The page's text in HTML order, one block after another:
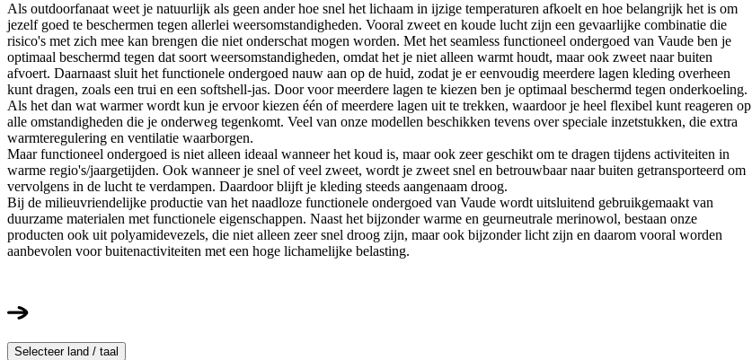
Als outdoorfanaat weet je natuurlijk als geen ander hoe snel het lichaam in ijzige temperaturen afkoelt en hoe belangrijk het is om
jezelf goed te beschermen tegen allerlei weersomstandigheden. Vooral zweet en koude lucht zijn een gevaarlijke combinatie die
risico's met zich mee kan brengen die niet onderschat mogen worden. Met het seamless functioneel ondergoed van Vaude ben je
optimaal beschermd tegen dat soort weersomstandigheden, omdat het je niet alleen warmt houdt, maar ook zweet naar buiten
afvoert. Daarnaast sluit het functionele ondergoed nauw aan op de huid, zodat je er eenvoudig meerdere lagen kleding overheen
kunt dragen, zoals een trui en een softshell-jas. Door voor meerdere lagen te kiezen ben je optimaal beschermd tegen onderkoeling.
Als het dan wat warmer wordt kun je ervoor kiezen één of meerdere lagen uit te trekken, waardoor je heel flexibel kunt reageren op
alle omstandigheden die je onderweg tegenkomt. Veel van onze modellen beschikken tevens over speciale inzetstukken, die extra
warmteregulering en ventilatie waarborgen.
Maar functioneel ondergoed is niet alleen ideaal wanneer het koud is, maar ook zeer geschikt om te dragen tijdens activiteiten in
warme regio's/jaargetijden. Ook wanneer je snel of veel zweet, wordt je zweet snel en betrouwbaar naar buiten getransporteerd om
vervolgens in de lucht te verdampen. Daardoor blijft je kleding steeds aangenaam droog.
Bij de milieuvriendelijke productie van het naadloze functionele ondergoed van Vaude wordt uitsluitend gebruikgemaakt van
duurzame materialen met functionele eigenschappen. Naast het bijzonder warme en geurneutrale merinowol, bestaan onze
producten ook uit polyamidevezels, die niet alleen zeer snel droog zijn, maar ook bijzonder licht zijn en daarom vooral worden
aanbevolen voor buitenactiviteiten met een hoge lichamelijke belasting.
Selecteer land / taal